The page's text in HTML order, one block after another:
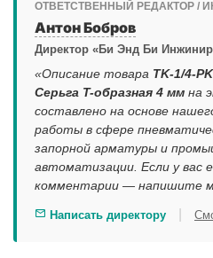
ОТВЕТСТВЕННЫЙ РЕДАКТОР /
Антон Бобров
Директор «Би Энд Би
«Описание товара TK-1/4-
Серьга T-образная 4 мм на
составлено на основе
работы в сфере
запорной арматуры и
автоматизации. Если у вас
комментарии — напишите
Написать директору